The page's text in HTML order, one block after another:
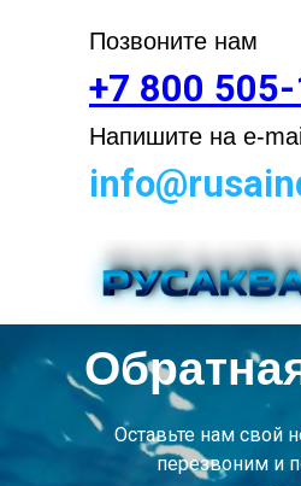
Позвоните нам
+7 800
Напишите на e-
Оставьте нам свой
перезвоним и